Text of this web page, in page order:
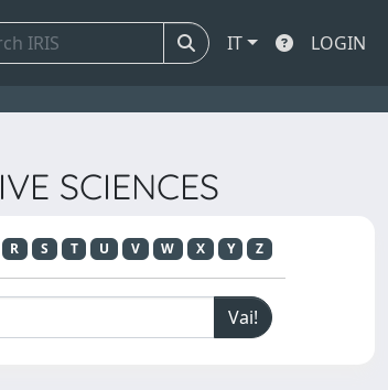
IT LOGIN
SCIENCES
R S T U V W X Y Z